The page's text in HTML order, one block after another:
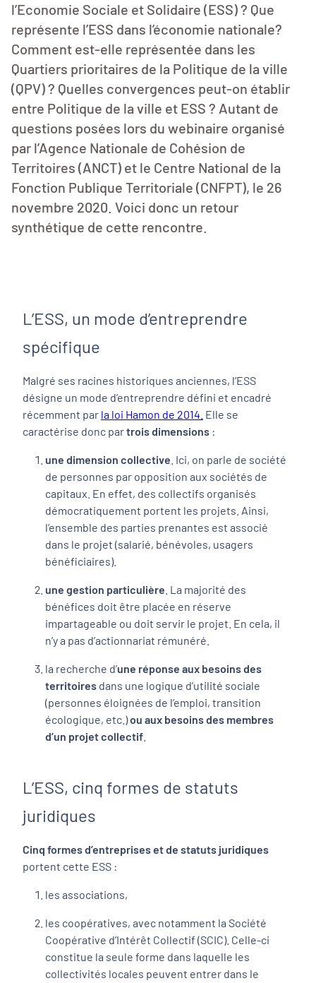
l’Economie Sociale et Solidaire (ESS) ? Que
représente l’ESS dans l’économie nationale?
Comment est-elle représentée dans les
Quartiers prioritaires de la Politique de la ville
(QPV) ? Quelles convergences peut-on établir
entre Politique de la ville et ESS ? Autant de
questions posées lors du webinaire organisé
par l’Agence Nationale de Cohésion de
Territoires (ANCT) et le Centre National de la
Fonction Publique Territoriale (CNFPT), le 26
novembre 2020. Voici donc un retour
synthétique de cette rencontre.
L’ESS, un mode d’entreprendre
spécifique
Malgré ses racines historiques anciennes, l’ESS
désigne un mode d’entreprendre défini et encadré
récemment par la loi Hamon de 2014 Elle se
caractérise donc partroisdimensions :
une dimension collective . Ici, on parle de société
de personnes par opposition aux sociétés de
capitaux. En effet, des collectifs organisés
démocratiquement portent les projets. Ainsi,
l’ensemble des parties prenantes est associé
dans le projet (salarié, bénévoles, usagers
bénéficiaires).
une gestion particulière . La majorité des
bénéfices doit être placée en réserve
impartageable ou doit servir le projet. En cela, il
n’y a pas d’actionnariat rémunéré.
la recherche d’une réponse aux besoins des
territoires dans une logique d’utilité sociale
(personnes éloignées de l’emploi, transition
écologique, etc.)ou aux besoins des membres
d’un projet collectif
L’ESS, cinq formes de statuts
juridiques
Cinq formes d’entreprises et de statuts juridiques
portent cette ESS :
les associations,
les coopératives, avec notamment la Société
Coopérative d’Intérêt Collectif (SCIC). Celle-ci
constitue la seule forme dans laquelle les
collectivités locales peuvent entrer dans le